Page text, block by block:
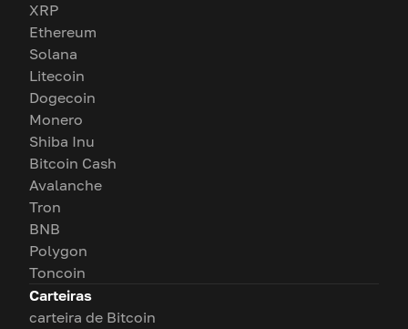
XRP
Ethereum
Solana
Litecoin
Dogecoin
Monero
Shiba Inu
Bitcoin Cash
Avalanche
Tron
BNB
Polygon
Toncoin
Carteiras
carteira de Bitcoin